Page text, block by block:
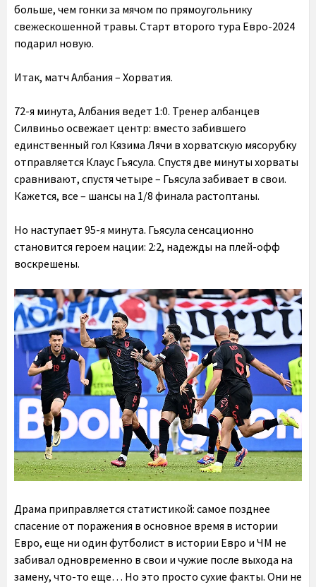
больше, чем гонки за мячом по прямоугольнику
свежескошенной травы. Старт второго тура Евро-2024
подарил новую.
Итак, матч Албания – Хорватия.
72-я минута, Албания ведет 1:0. Тренер албанцев
Силвиньо освежает центр: вместо забившего
единственный гол Кязима Лячи в хорватскую мясорубку
отправляется Клаус Гьясула. Спустя две минуты хорваты
сравнивают, спустя четыре – Гьясула забивает в свои.
Кажется, все – шансы на 1/8 финала растоптаны.
Но наступает 95-я минута. Гьясула сенсационно
становится героем нации: 2:2, надежды на плей-офф
воскрешены.
Драма приправляется статистикой: самое позднее
спасение от поражения в основное время в истории
Евро, еще ни один футболист в истории Евро и ЧМ не
забивал одновременно в свои и чужие после выхода на
замену, что-то еще… Но это просто сухие факты. Они не